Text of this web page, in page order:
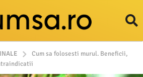
Cum sa folosesti murul. Beneficii,